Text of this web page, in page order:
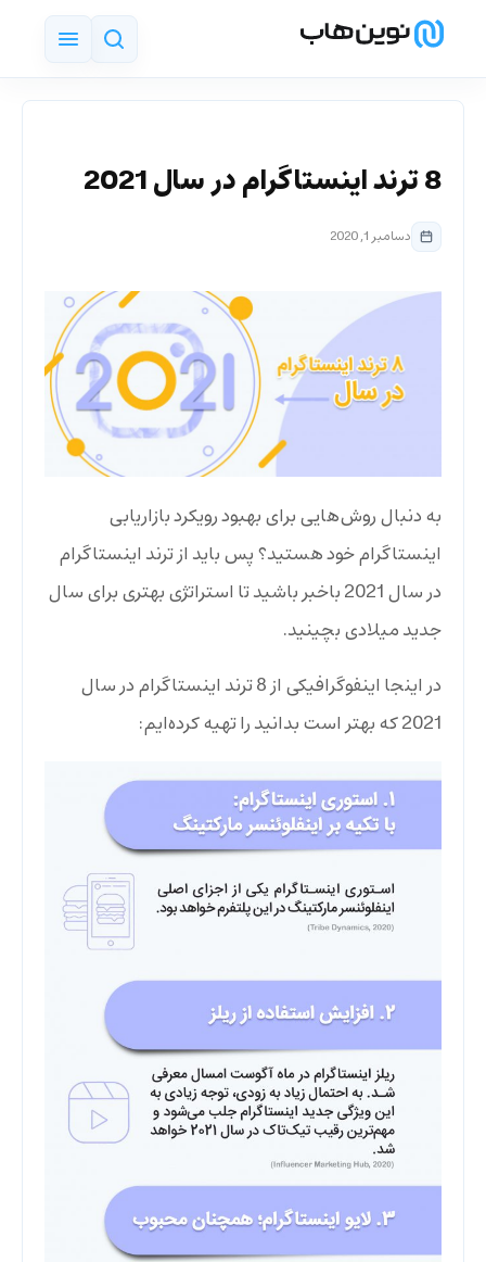
8 ترند اینستاگرام در سال 2021
دسامبر 1, 2020
به دنبال روش‌هایی برای بهبود رویکرد بازاریابی
اینستاگرام خود هستید؟ پس باید از ترند اینستاگرام
در سال 2021 باخبر باشید تا استراتژی بهتری برای سال
جدید میلادی بچینید.
در اینجا اینفوگرافیکی از 8 ترند اینستاگرام در سال
2021 که بهتر است بدانید را تهیه کرده‌ایم: